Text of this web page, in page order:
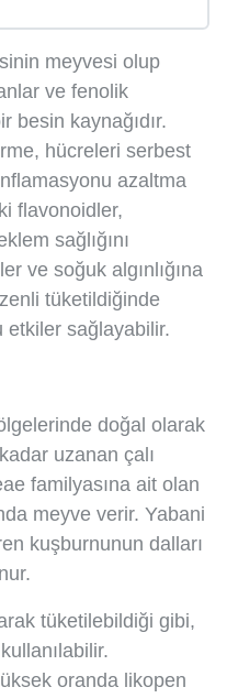
meyvesi olup
ve fenolik
besin kaynağıdır.
hücreleri serbest
azaltma
flavonoidler,
sağlığını
ve soğuk algınlığına
tüketildiğinde
etkiler sağlayabilir.
doğal olarak
uzanan çalı
familyasına ait olan
meyve verir. Yabani
kuşburnunun dalları
tüketilebildiği gibi,
oranda likopen